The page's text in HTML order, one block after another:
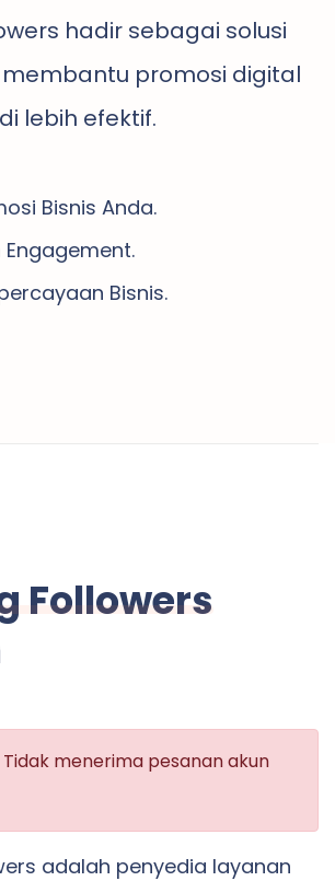
hadir sebagai solusi
promosi digital
lebih efektif.
Bisnis Anda.
Bisnis.
Followers
Tidak menerima pesanan akun
adalah penyedia layanan